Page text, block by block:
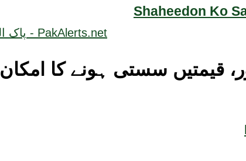
Shaheedon Ko
قیمتیں سستی ہونے کا امکان